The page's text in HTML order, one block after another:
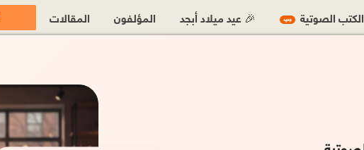
الكتب الصوتية جديد 🎉 عيد ميلاد أبجد المؤلفون المقالات